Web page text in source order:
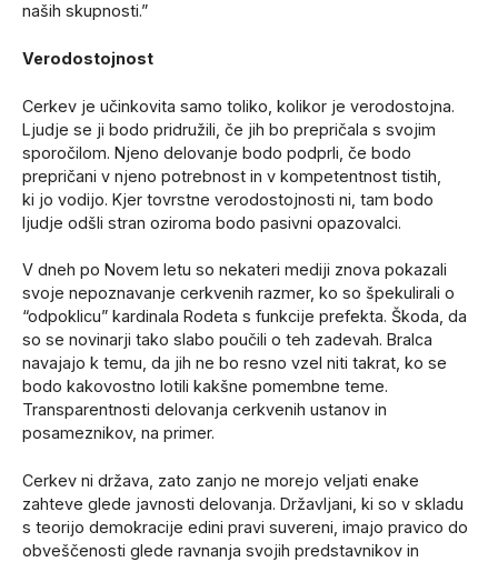
naših skupnosti.”
Verodostojnost
Cerkev je učinkovita samo toliko, kolikor je verodostojna.
Ljudje se ji bodo pridružili, če jih bo prepričala s svojim
sporočilom. Njeno delovanje bodo podprli, če bodo
prepričani v njeno potrebnost in v kompetentnost tistih,
ki jo vodijo. Kjer tovrstne verodostojnosti ni, tam bodo
ljudje odšli stran oziroma bodo pasivni opazovalci.
V dneh po Novem letu so nekateri mediji znova pokazali
svoje nepoznavanje cerkvenih razmer, ko so špekulirali o
“odpoklicu” kardinala Rodeta s funkcije prefekta. Škoda, da
so se novinarji tako slabo poučili o teh zadevah. Bralca
navajajo k temu, da jih ne bo resno vzel niti takrat, ko se
bodo kakovostno lotili kakšne pomembne teme.
Transparentnosti delovanja cerkvenih ustanov in
posameznikov, na primer.
Cerkev ni država, zato zanjo ne morejo veljati enake
zahteve glede javnosti delovanja. Državljani, ki so v skladu
s teorijo demokracije edini pravi suvereni, imajo pravico do
obveščenosti glede ravnanja svojih predstavnikov in